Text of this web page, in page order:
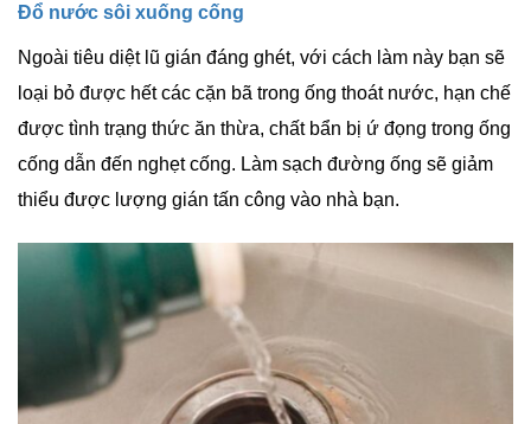
Đổ nước sôi xuống cống
Ngoài tiêu diệt lũ gián đáng ghét, với cách làm này bạn sẽ
loại bỏ được hết các cặn bã trong ống thoát nước, hạn chế
được tình trạng thức ăn thừa, chất bẩn bị ứ đọng trong ống
cống dẫn đến nghẹt cống. Làm sạch đường ống sẽ giảm
thiểu được lượng gián tấn công vào nhà bạn.